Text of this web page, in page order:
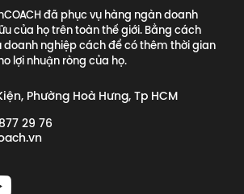
đã phục vụ hàng ngàn doanh
của họ trên toàn thế giới. Bằng cách
doanh nghiệp cách để có thêm thời gian
lợi nhuận ròng của họ.
Phường Hoà Hưng, Tp HCM
29 76